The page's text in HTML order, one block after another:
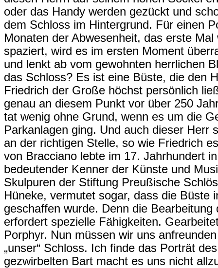
oder das Handy werden gezückt und
dem Schloss im Hintergrund. Für einen
Monaten der Abwesenheit, das erste
spaziert, wird es im ersten Moment
und lenkt ab vom gewohnten herrlichen
das Schloss? Es ist eine Büste, die den
Friedrich der Große höchst persönlich
genau an diesem Punkt vor über 250
tat wenig ohne Grund, wenn es um die
Parkanlagen ging. Und auch dieser Herr
an der richtigen Stelle, so wie Friedrich
von Bracciano lebte im 17. Jahrhundert
bedeutender Kenner der Künste und
Skulpuren der Stiftung Preußische
Hüneke, vermutet sogar, dass die Büste
geschaffen wurde. Denn die
erfordert spezielle Fähigkeiten.
Porphyr. Nun müssen wir uns
„unser“ Schloss. Ich finde das Porträt
gezwirbelten Bart macht es uns nicht